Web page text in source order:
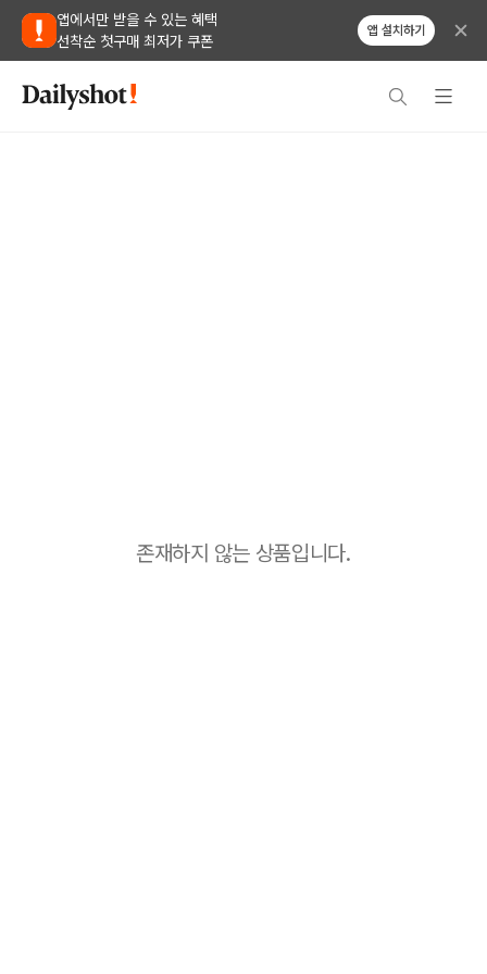
앱에서만 받을 수 있는 혜택
선착순 첫구매 최저가 쿠폰
앱 설치하기
존재하지 않는 상품입니다.